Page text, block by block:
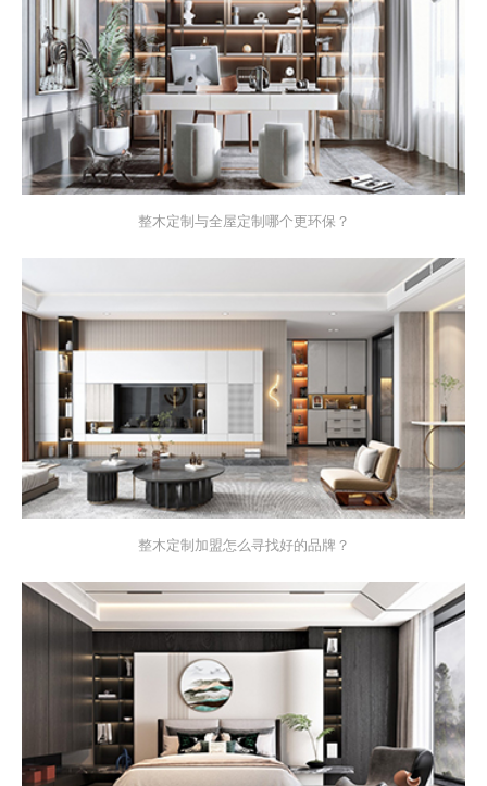
整木定制与全屋定制哪个更环保？
整木定制加盟怎么寻找好的品牌？